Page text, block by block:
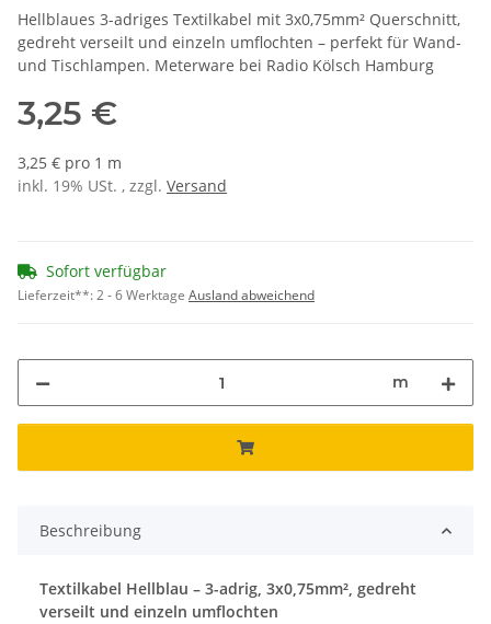
Hellblaues 3-adriges Textilkabel mit 3x0,75mm² Querschnitt,
gedreht verseilt und einzeln umflochten – perfekt für Wand-
und Tischlampen. Meterware bei Radio Kölsch Hamburg
3,25 €
3,25 € pro 1 m
inkl. 19% USt. , zzgl. Versand
Sofort verfügbar
Lieferzeit**:2 - 6 Werktage Ausland abweichend
m
Beschreibung
Textilkabel Hellblau – 3-adrig, 3x0,75mm², gedreht
verseilt und einzeln umflochten